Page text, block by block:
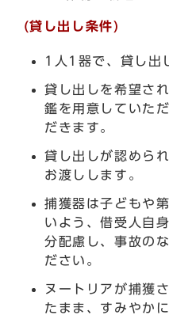
(貸し出し条件)
1人1器で、貸し出
貸し出しを希望さ
鑑を用意していた
だきます。
貸し出しが認めら
お渡しします。
捕獲器は子どもや
いよう、借受人自
分配慮し、事故の
ださい。
ヌートリアが捕獲
たまま、すみやか